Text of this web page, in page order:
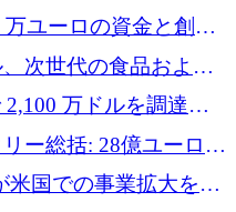
ドルを調達
万ユーロの資金と創設
える
次世代の食品および
ノベーションを支援
クローズ額が 1 億ドル
万ドルを調達、
前線の労働者に提供
ー総括: 28億ユーロの
米国での事業拡大を加